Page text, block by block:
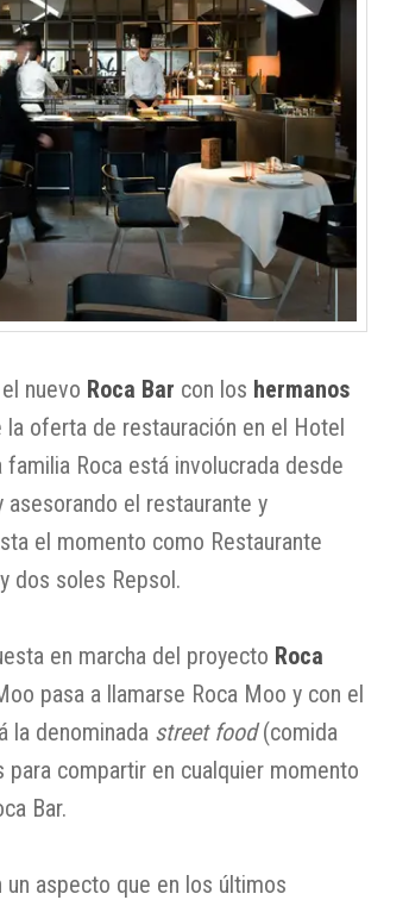
nuevo Roca Bar con los hermanos
oferta de restauración en el Hotel
Roca está involucrada desde
asesorando el restaurante y
el momento como Restaurante
dos soles Repsol.
en marcha del proyecto Roca
pasa a llamarse Roca Moo y con el
la denominada street food(comida
compartir en cualquier momento
Bar.
aspecto que en los últimos